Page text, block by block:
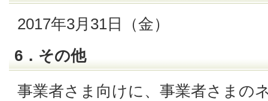
2017年3月31日（金）
6．その他
事業者さま向けに、事業者さまの